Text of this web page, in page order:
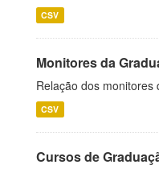
CSV
Monitores da
Relação dos
CSV
Cursos de